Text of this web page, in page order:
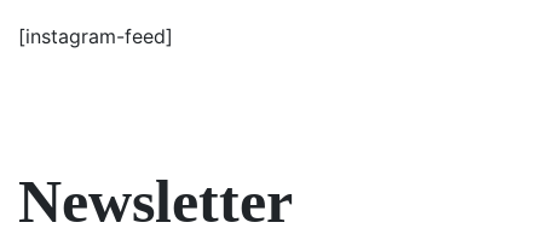
[instagram-feed]
Newsletter